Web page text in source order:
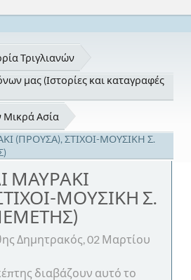
Τριγλιανών
μας (Ιστορίες και καταγραφές
Μικρά Ασία
(ΠΡΟΥΣΑ), ΣΤΙΧΟΙ-ΜΟΥΣΙΚΗ Σ.
ΜΑΥΡΑΚΙ
ΜΟΥΣΙΚΗ Σ.
Δημητρακός, 02 Μαρτίου
διαβάζουν αυτό το